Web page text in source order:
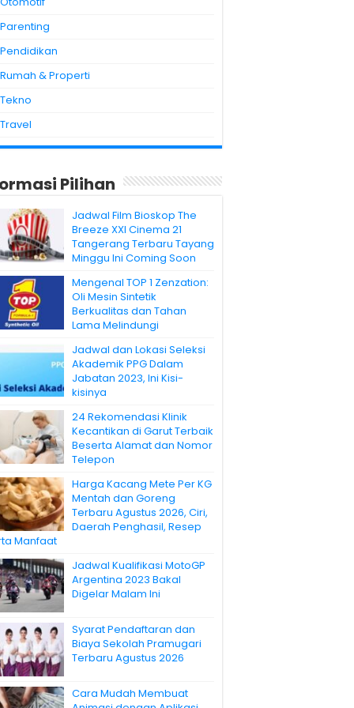
Parenting
Pendidikan
Rumah & Properti
Tekno
Travel
Pilihan
Jadwal Film Bioskop The
Breeze XXI Cinema 21
Tangerang Terbaru Tayang
Minggu Ini Coming Soon
Mengenal TOP 1 Zenzation:
Oli Mesin Sintetik
Berkualitas dan Tahan
Lama Melindungi
Jadwal dan Lokasi Seleksi
Akademik PPG Dalam
Jabatan 2023, Ini Kisi-
kisinya
24 Rekomendasi Klinik
Kecantikan di Garut Terbaik
Beserta Alamat dan Nomor
Telepon
Harga Kacang Mete Per KG
Mentah dan Goreng
Terbaru Agustus 2026, Ciri,
Daerah Penghasil, Resep
Manfaat
Jadwal Kualifikasi MotoGP
Argentina 2023 Bakal
Digelar Malam Ini
Syarat Pendaftaran dan
Biaya Sekolah Pramugari
Terbaru Agustus 2026
Cara Mudah Membuat